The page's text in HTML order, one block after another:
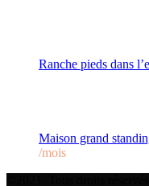
Ranche pieds dans
Maison grand
/mois